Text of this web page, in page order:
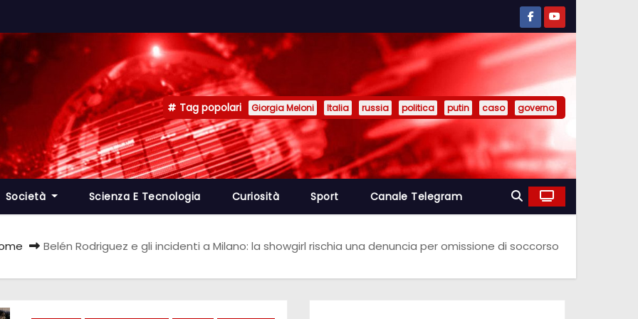
Tag popolari Giorgia Meloni Italia russia politica putin caso governo
Società Scienza E Tecnologia Curiosità Sport Canale Telegram
Belén Rodriguez e gli incidenti a Milano: la showgirl rischia una denuncia per omissione di soccorso